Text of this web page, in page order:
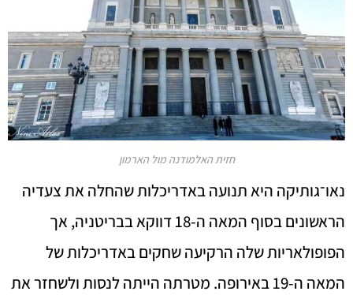
חזית האלמודנה מול הארמון
נאו־גותיקה היא תנועה באדריכלות שהחלה את צעדיה
הראשונים בסוף המאה ה-18 דווקא בבריטניה, אך
הפופולאריות שלה הרקיעה שחקים באדריכלות של
המאה ה-19 באירופה. מטרתה הייתה לנסות ולשחזר את